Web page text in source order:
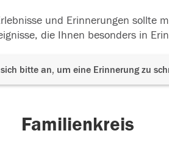
und Erinnerungen sollte
die Ihnen besonders in
bitte an, um eine Erinnerung zu
Familienkreis